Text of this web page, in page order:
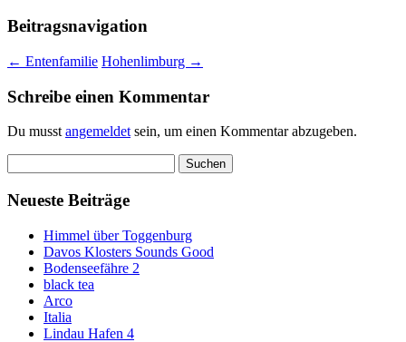
Beitragsnavigation
← Entenfamilie Hohenlimburg →
Schreibe einen Kommentar
Du musstangemeldetsein, um einen Kommentar abzugeben.
nach:
Neueste Beiträge
Himmel über Toggenburg
Davos Klosters Sounds Good
Bodenseefähre 2
black tea
Arco
Italia
Lindau Hafen 4